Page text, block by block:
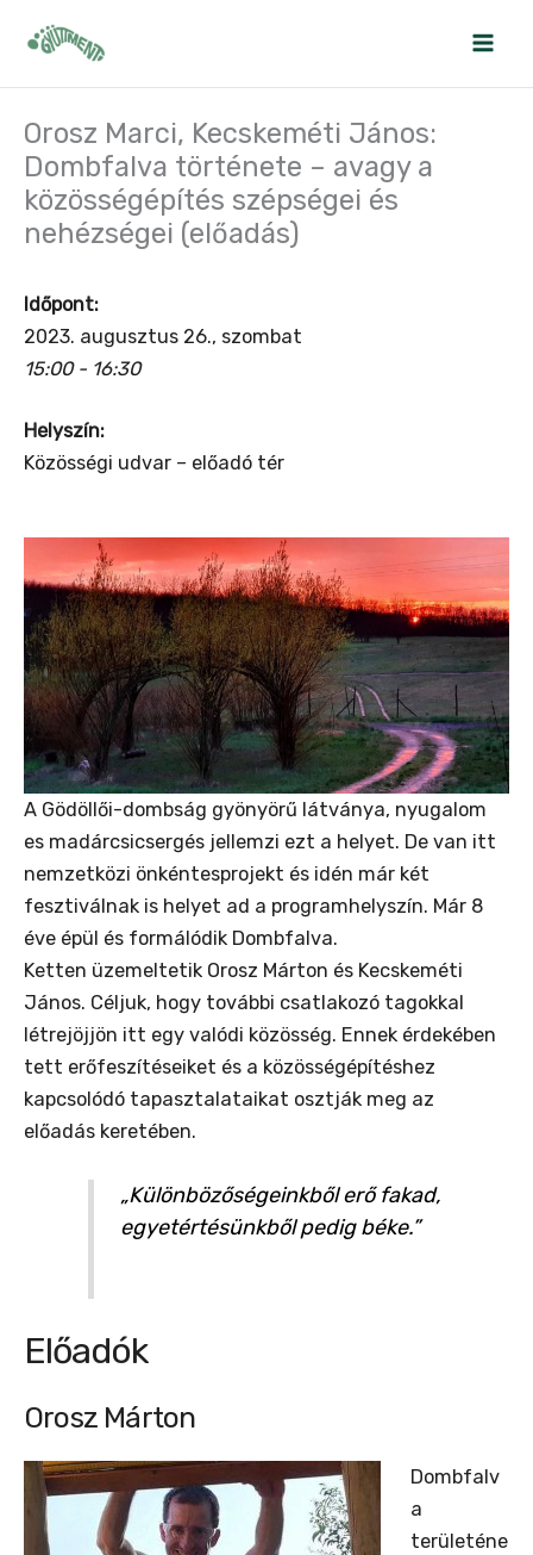
Orosz Marci, Kecskeméti János:
Dombfalva története – avagy a
közösségépítés szépségei és
nehézségei (előadás)
Időpont:
2023. augusztus 26., szombat
15:00 - 16:30
Helyszín:
Közösségi udvar – előadó tér
A Gödöllői-dombság gyönyörű látványa, nyugalom
es madárcsicsergés jellemzi ezt a helyet. De van itt
nemzetközi önkéntesprojekt és idén már két
fesztiválnak is helyet ad a programhelyszín. Már 8
éve épül és formálódik Dombfalva.
Ketten üzemeltetik Orosz Márton és Kecskeméti
János. Céljuk, hogy további csatlakozó tagokkal
létrejöjjön itt egy valódi közösség. Ennek érdekében
tett erőfeszítéseiket és a közösségépítéshez
kapcsolódó tapasztalataikat osztják meg az
előadás keretében.
„Különbözőségeinkből erő fakad,
egyetértésünkből pedig béke.”
Előadók
Orosz Márton
Dombfalv
a
területéne